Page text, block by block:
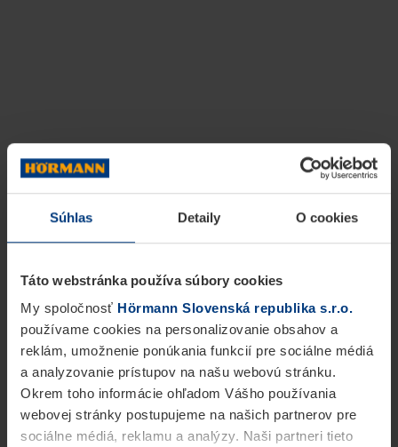
Súhlas Detaily O cookies
Táto webstránka používa súbory cookies
My spoločnosť Hörmann Slovenská republika s.r.o.
používame cookies na personalizovanie obsahov a
reklám, umožnenie ponúkania funkcií pre sociálne médiá
a analyzovanie prístupov na našu webovú stránku.
Okrem toho informácie ohľadom Vášho používania
webovej stránky postupujeme na našich partnerov pre
sociálne médiá, reklamu a analýzy. Naši partneri tieto